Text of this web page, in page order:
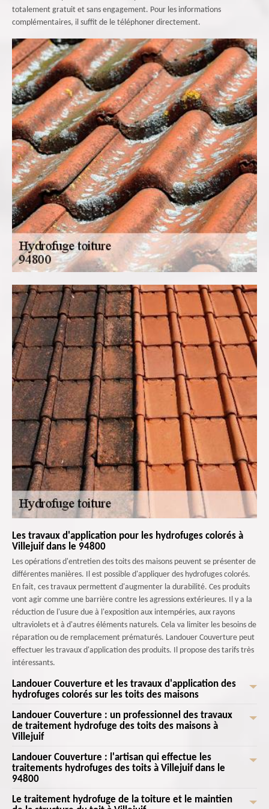
totalement gratuit et sans engagement. Pour les informations
complémentaires, il suffit de le téléphoner directement.
Les travaux d'application pour les hydrofuges colorés à
Villejuif dans le 94800
Les opérations d'entretien des toits des maisons peuvent se présenter de
différentes manières. Il est possible d'appliquer des hydrofuges colorés.
En fait, ces travaux permettent d'augmenter la durabilité. Ces produits
vont agir comme une barrière contre les agressions extérieures. Il y a la
réduction de l'usure due à l'exposition aux intempéries, aux rayons
ultraviolets et à d'autres éléments naturels. Cela va limiter les besoins de
réparation ou de remplacement prématurés. Landouer Couverture peut
effectuer les travaux d'application des produits. Il propose des tarifs très
intéressants.
Landouer Couverture et les travaux d'application des
hydrofuges colorés sur les toits des maisons
À Villejuif dans le 94800, il est possible de prévenir les fuites sur les toits
des maisons. En fait, il est possible de former une couche protectrice
étanche avec des hydrofuges colorés. Cela va réduire considérablement
les risques de fuites à travers la toiture. Ainsi, on peut protéger
l'intérieur de la maison contre les dommages causés par l'eau à l'image
des tâches, des moisissures et de la détérioration des plafonds. Ces
travaux d'application des produits hydrofuges sont à confier à Landouer
Landouer Couverture : un professionnel des travaux
de traitement hydrofuge des toits des maisons à
Villejuif
Un grand nombre d'opérations s'effectue pour les toits des maisons. En
fait, il est possible de réduire la formation de glace en effectuant des
pénétration de l'eau dans les matériaux. De ce fait, il y a la réduction de
Landouer Couverture : l'artisan qui effectue les
traitements hydrofuges des toits à Villejuif dans le
94800
Un grand nombre d'opérations s'effectue pour que les toits des
Le traitement hydrofuge de la toiture et le maintien